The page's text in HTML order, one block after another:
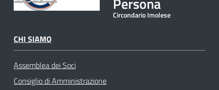
gli
Circondario Imolese
CHI SIAMO
Assemblea dei Soci
Consiglio di Amministrazione